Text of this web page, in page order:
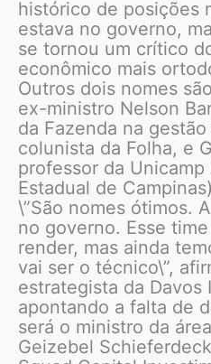
histórico de posições
estava no governo,
se tornou um crítico
econômico mais
Outros dois nomes
ex-ministro Nelson
da Fazenda na
colunista da Folha, e
professor da
Estadual de
\”São nomes ótimos.
no governo. Esse
render, mas ainda
vai ser o técnico\”,
estrategista da Davos
apontando a falta de
será o ministro da
Geizebel